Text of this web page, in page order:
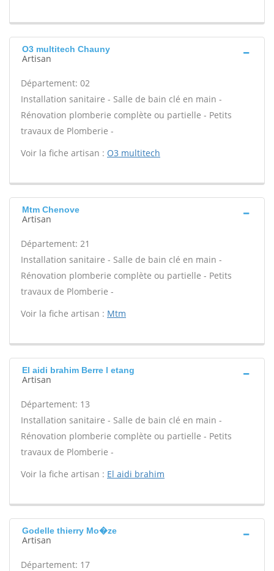
O3 multitech Chauny
Artisan
Département: 02
Installation sanitaire - Salle de bain clé en main -
Rénovation plomberie complète ou partielle - Petits
travaux de Plomberie -
Voir la fiche artisan : O3 multitech
Mtm Chenove
Artisan
Département: 21
Installation sanitaire - Salle de bain clé en main -
Rénovation plomberie complète ou partielle - Petits
travaux de Plomberie -
Voir la fiche artisan : Mtm
El aidi brahim Berre l etang
Artisan
Département: 13
Installation sanitaire - Salle de bain clé en main -
Rénovation plomberie complète ou partielle - Petits
travaux de Plomberie -
Voir la fiche artisan : El aidi brahim
Godelle thierry Mo�ze
Artisan
Département: 17